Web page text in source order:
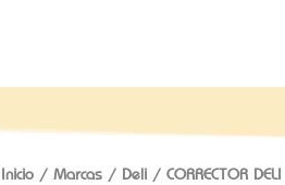
Inicio/ Marcas/ Deli/ CORRECTOR